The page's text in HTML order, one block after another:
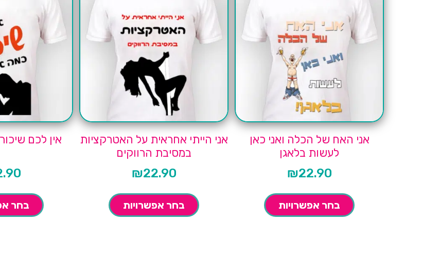
אני האח של הכלה ואני כאן
לעשות בלאגן
₪22.90
בחר אפשרויות
אני הייתי אחראית על האטרקציות
במסיבת הרווקים
₪22.90
בחר אפשרויות
אין לכם
בחר